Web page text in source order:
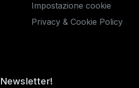
Impostazione cookie
Privacy & Cookie Policy